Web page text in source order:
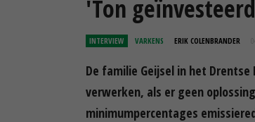
'Ton
INTERVIEW VARKENS ERIK COLENBRANDER
De familie Geijsel in het
verwerken, als er geen
minimumpercentages